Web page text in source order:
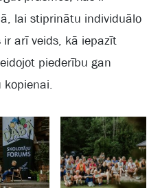
lai stiprinātu individuālo
ir arī veids, kā iepazīt
piederību gan
kopienai.